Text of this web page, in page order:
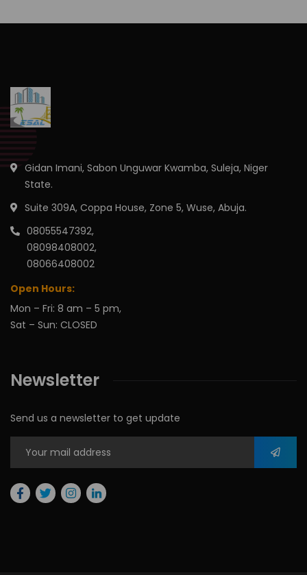
Gidan Imani, Sabon Unguwar Kwamba, Suleja, Niger
State.
Suite 309A, Coppa House, Zone 5, Wuse, Abuja.
08055547392,
08098408002,
08066408002
Open Hours:
Mon – Fri: 8 am – 5 pm,
Sat – Sun: CLOSED
Newsletter
Send us a newsletter to get update